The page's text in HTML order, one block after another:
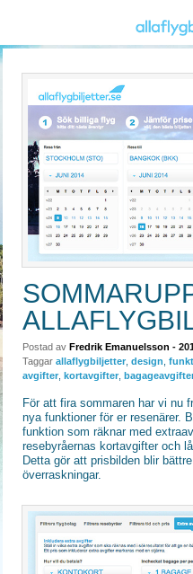
Postad avFredrik Emanuelsson -
Taggar allaflygbiljetter ,design ,
avgifter ,kortavgifter ,
För att fira sommaren har vi nu
nya funktioner för er resenärer.
funktion som räknar med
resebyråernas kortavgifter och
Detta gör att prisbilden blir
överraskningar.